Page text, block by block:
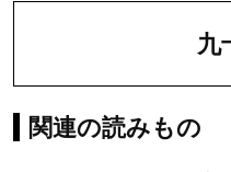
九
関連の読みもの